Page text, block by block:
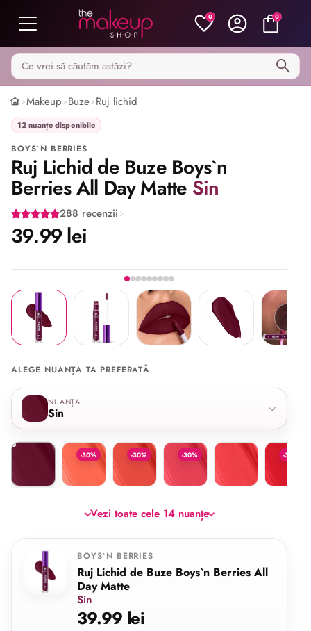
0 0
Caută pe MakeupShop
>Makeup>Buze>Ruj lichid
12 nuanțe disponibile
BOYS`N BERRIES
Ruj Lichid de Buze Boys`n
Berries All Day Matte Sin
288 recenzii
39.99 lei
Share
Imaginea 1 din 9
Selectează nuanța
ALEGE NUANȚA TA PREFERATĂ
NUANȚA
Sin
Sin -30%
Sun Girl -30%
Mera -30%
Dazzler Pixie -30%
Vezi toate cele 14 nuanțe
BOYS`N BERRIES
Ruj Lichid de Buze Boys`n Berries All
Day Matte
Sin
39.99 lei